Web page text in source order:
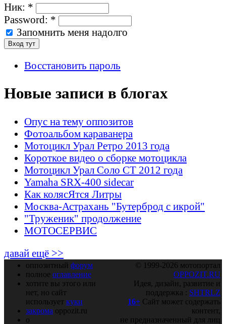
Ник: *
Password: *
Запомнить меня надолго
Восстановить пароль
Новые записи в блогах
Опус на тему оппозитов
Фотоальбом караванера
Мотоцикл Урал Ретро 2013 года
Короткое видео о сборке мотоцикла
Мотоцикл Урал Соло СТ 2012 года
Yamaha SRX-400 sidecar
Как колясЯтся Литры
Москва-Астрахань "Бутерброд с икрой"
"Труженик" продолжение
МОТОСЕРВИС
давай ещё >>
оппозитный форум
полное оглавление
хотите вы этого или
нет, но сайт
использует куки
закрома oppozit.ru
о
© 1999-2026 мотопортал
OPPOZIT.RU
Идея, дизайн, развитие и
поддержка : SHTRLZ
16+ Сайт может содержать
контент,
не предназначенный для лиц